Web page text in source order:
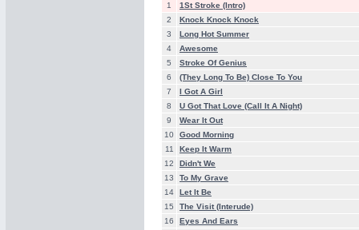
1
1St Stroke (Intro)
2
Knock Knock Knock
3
Long Hot Summer
4
Awesome
5
Stroke Of Genius
6
(They Long To Be) Close To You
7
I Got A Girl
8
U Got That Love (Call It A Night)
9
Wear It Out
10
Good Morning
11
Keep It Warm
12
Didn't We
13
To My Grave
14
Let It Be
15
The Visit (Interude)
16
Eyes And Ears